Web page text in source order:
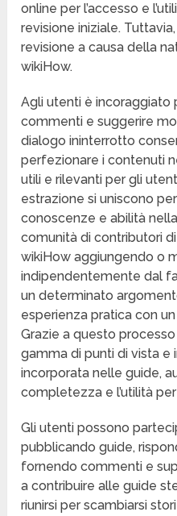
online per l’accesso e
revisione iniziale.
revisione a causa della
wikiHow.
Agli utenti è incoraggiato
commenti e suggerire
dialogo ininterrotto
perfezionare i contenuti
utili e rilevanti per gli
estrazione si uniscono
conoscenze e abilità
comunità di contributori
wikiHow aggiungendo o
indipendentemente dal
un determinato
esperienza pratica con
Grazie a questo
gamma di punti di vista e
incorporata nelle guide,
completezza e l’utilità
Gli utenti possono
pubblicando guide,
fornendo commenti e
a contribuire alle guide
riunirsi per scambiarsi